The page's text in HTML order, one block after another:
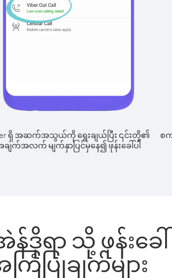
ရှိ အဆက်အသွယ်ကို ရွေးချယ်ပြီး ၎င်းတို့၏
ချက်အလက် မျက်နှာပြင်မှနေ၍ ဖုန်းခေါ်ပါ
စက
အဲန်ဒိုရာ သို့ ဖုန်း
ြံပြုချက်များ